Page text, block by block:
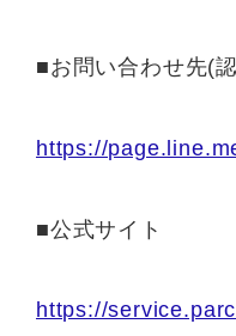
■お問い合わせ先(
https://
■公式サイト
https://